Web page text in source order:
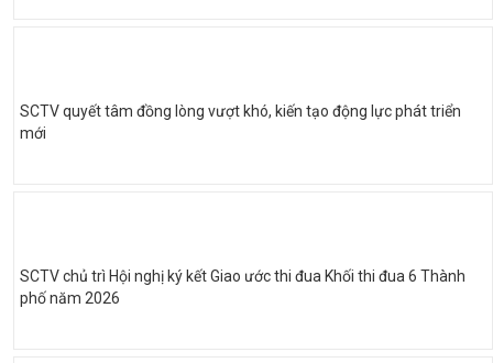
SCTV quyết tâm đồng lòng vượt khó, kiến tạo động lực phát triển
mới
SCTV chủ trì Hội nghị ký kết Giao ước thi đua Khối thi đua 6 Thành
phố năm 2026